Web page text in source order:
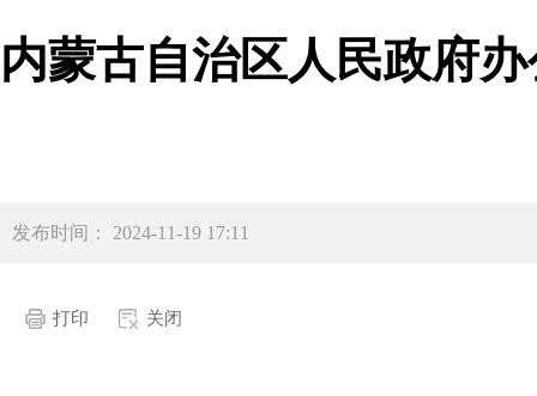
内蒙古自治区人民政府
发布时间： 2024-11-19 17:11
打印 关闭